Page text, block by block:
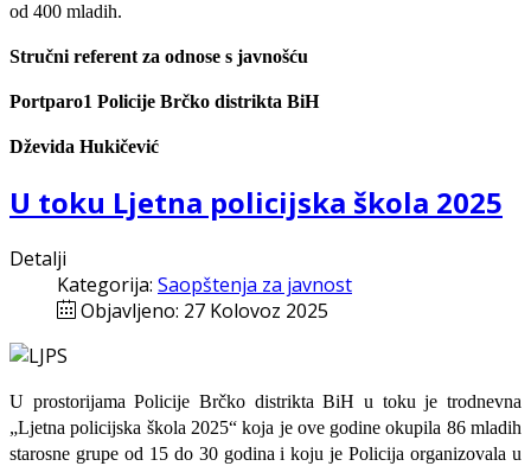
od 400 mladih.
Stručni referent za odnose s javnošću
Portparo1 Policije Brčko distrikta BiH
Dževida Hukičević
U toku Ljetna policijska škola 2025
Detalji
Kategorija: Saopštenja za javnost
Objavljeno: 27 Kolovoz 2025
U prostorijama Policije Brčko distrikta BiH u toku je trodnevna
„Ljetna policijska škola 2025“ koja je ove godine okupila 86 mladih
starosne grupe od 15 do 30 godina i koju je Policija organizovala u